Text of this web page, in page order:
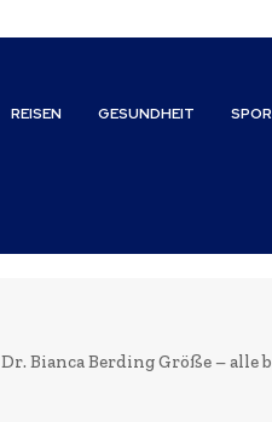
REISEN GESUNDHEIT
Dr. Bianca Berding Größe –